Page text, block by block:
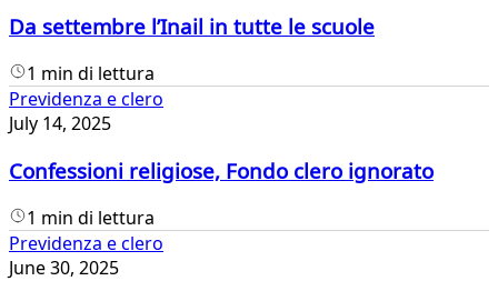
Da settembre l’Inail in tutte le scuole
1 min di lettura
Previdenza e clero
July 14, 2025
Confessioni religiose, Fondo clero ignorato
1 min di lettura
Previdenza e clero
June 30, 2025